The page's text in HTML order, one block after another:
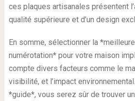
ces plaques artisanales présentent
qualité supérieure et d’un design
En somme, sélectionner la
numérotation* pour votre maison
compte divers facteurs comme le
visibilité, et l’impact
*guide*, vous serez sûr de trouver